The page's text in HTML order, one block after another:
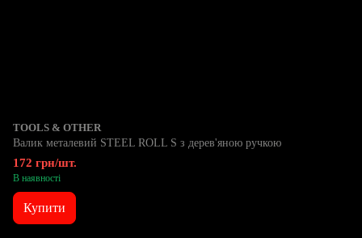
TOOLS & OTHER
Валик металевий STEEL ROLL S з дерев'яною ручкою
172 грн/шт.
В наявності
Купити